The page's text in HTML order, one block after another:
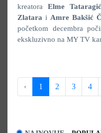
kreatoraElme
Zlatara i Amre Bakšić
početkom decembra
ekskluzivno na MY TV
‹ 1 2 3 4